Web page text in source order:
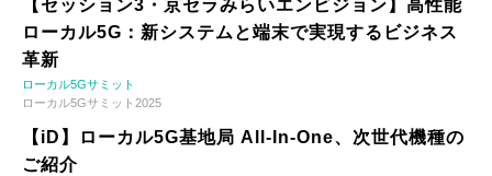
【セッション3・京セラみらいエンビジョン】高性能
ローカル5G：新システムと端末で実現するビジネス
革新
ローカル5Gサミット
ローカル5Gサミット2025
【iD】ローカル5G基地局 All-In-One、次世代機種の
ご紹介